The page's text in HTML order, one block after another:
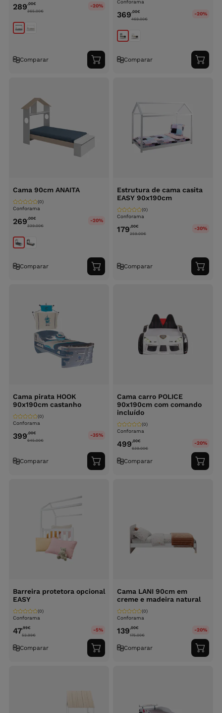
289,00€
365.00€
-20%
Comparar
Adicionar
ao
Conforama
369,00€
469.00€
-20%
Comparar
ao
Cama 90cm ANAITA
Conforama
(0)
269,00€
339.00€
-20%
Comparar
Adicionar
ao
Estrutura de cama casita
EASY 90x190cm
Conforama
(0)
179,00€
259.00€
-30%
Comparar
ao
Cama pirata HOOK
90x190cm castanho
Conforama
(0)
399,00€
645.00€
-35%
Comparar
Adicionar
ao
Cama carro POLICE
90x190cm com comando
incluído
Conforama
(0)
499,00€
639.00€
-20%
Comparar
ao
Barreira protetora opcional
EASY
Conforama
(0)
47,99€
52.99€
-5%
Comparar
Adicionar
ao
Cama LANI 90cm em
creme e madeira natural
Conforama
(0)
139,00€
175.00€
-20%
Comparar
ao